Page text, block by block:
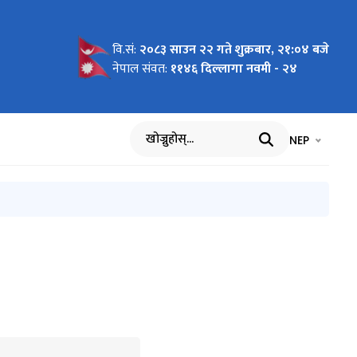
वि.सं: २०८३ साउन २२ गते शुक्रबार, २१:०४ बजे
नेपाल संवत: ११४६ दिल्लागा नवमी - २४
खोज्नुहोस् भाषा चयन
NEP